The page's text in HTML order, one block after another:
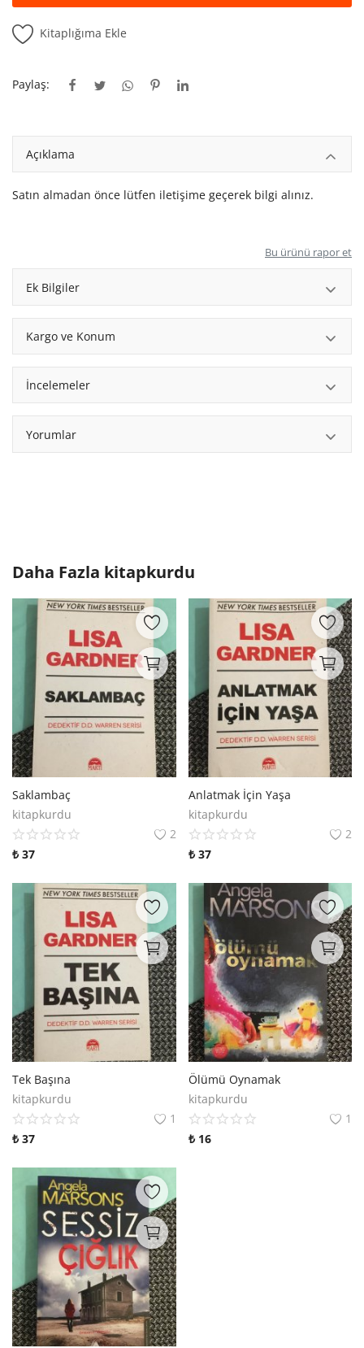
Blog
İletişim
TRY (₺)
Kitaplığıma Ekle
Paylaş:
Açıklama
Satın almadan önce lütfen iletişime geçerek bilgi alınız.
Bu ürünü rapor et
Ek Bilgiler
Kargo ve Konum
İncelemeler
Yorumlar
Daha Fazla kitapkurdu
Saklambaç
kitapkurdu
2
₺ 37
Anlatmak İçin Yaşa
kitapkurdu
2
₺37
Tek Başına
kitapkurdu
1
₺ 37
Ölümü Oynamak
kitapkurdu
1
₺16